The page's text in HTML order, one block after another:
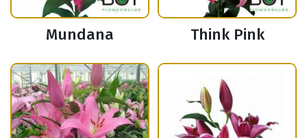
Mundana Think Pink